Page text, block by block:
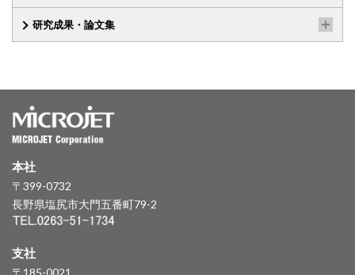
研究成果・論文集
本社
〒399-0732
長野県塩尻市大門五番町79-2
支社
〒185-0021